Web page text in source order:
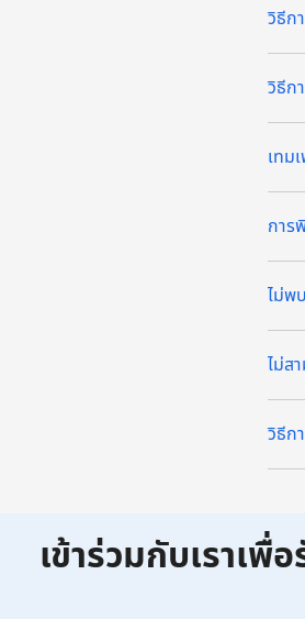
วิธีก
วิธีก
เทม
การ
ไม่พ
ไม่ส
วิธีก
เข้าร่วมกับเราเพื่